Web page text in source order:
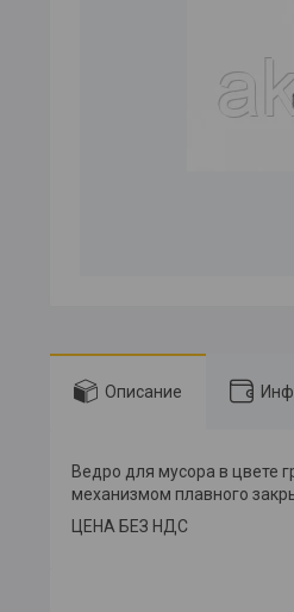
Описание
Ведро для мусора в цвете
механизмом плавного
ЦЕНА БЕЗ НДС